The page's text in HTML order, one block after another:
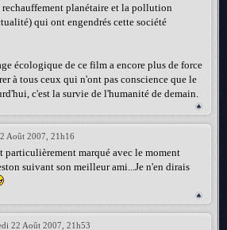
planétaire et la pollution
qui ont engendrés cette société
écologique de ce film a encore plus de force
à tous ceux qui n'ont pas conscience que le
c'est la survie de l'humanité de demain.
Août 2007, 21h16
marqué avec le moment
suivant son meilleur ami...Je n'en dirais
22 Août 2007, 21h53